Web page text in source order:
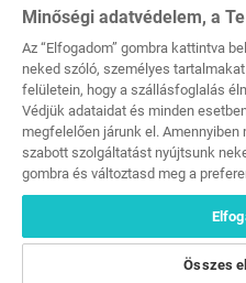
129 000 Ft 59 990 Ft
129 000 Ft 59 990 Ft
december 31. [Letöltés]
DSA Éves átláthatósági jelentés
16. [ Letöltés]
A weboldalon feltüntetett
rate)
Minden Jog Fenntartva © 2026
002044
Minőségi adatvédelem, a
Az “Elfogadom” gombra kattintva
neked szóló, személyes
felületein, hogy a szállásfoglalás
Védjük adataidat és minden
megfelelően járunk el.
szabott szolgáltatást nyújtsunk
gombra és változtasd meg a
Összes